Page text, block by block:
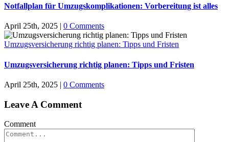
Notfallplan für Umzugskomplikationen: Vorbereitung ist alles
April 25th, 2025 | 0 Comments
Umzugsversicherung richtig planen: Tipps und Fristen
Umzugsversicherung richtig planen: Tipps und Fristen
April 25th, 2025 | 0 Comments
Leave A Comment
Comment